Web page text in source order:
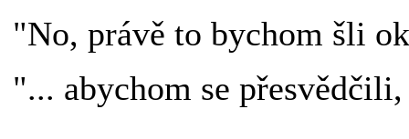
"No, právě to bychom šli
"... abychom se